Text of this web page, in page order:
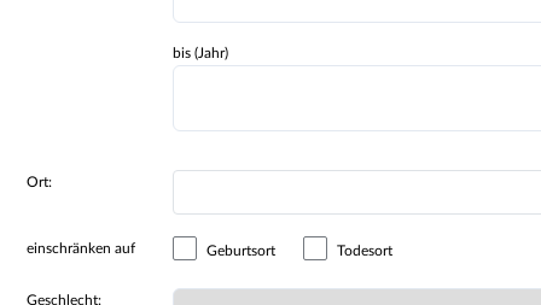
bis (Jahr)
Ort:
einschränken auf Geburtsort Todesort
Geschlecht: